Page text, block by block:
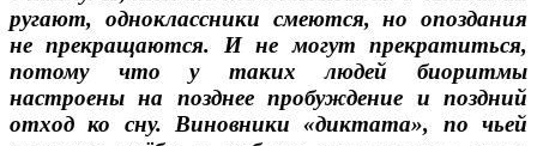
ругают, одноклассники смеются, но опоздания
не прекращаются. И не могут прекратиться,
потому что у таких людей биоритмы
настроены на позднее пробуждение и поздний
отход ко сну. Виновники «диктата», по чьей